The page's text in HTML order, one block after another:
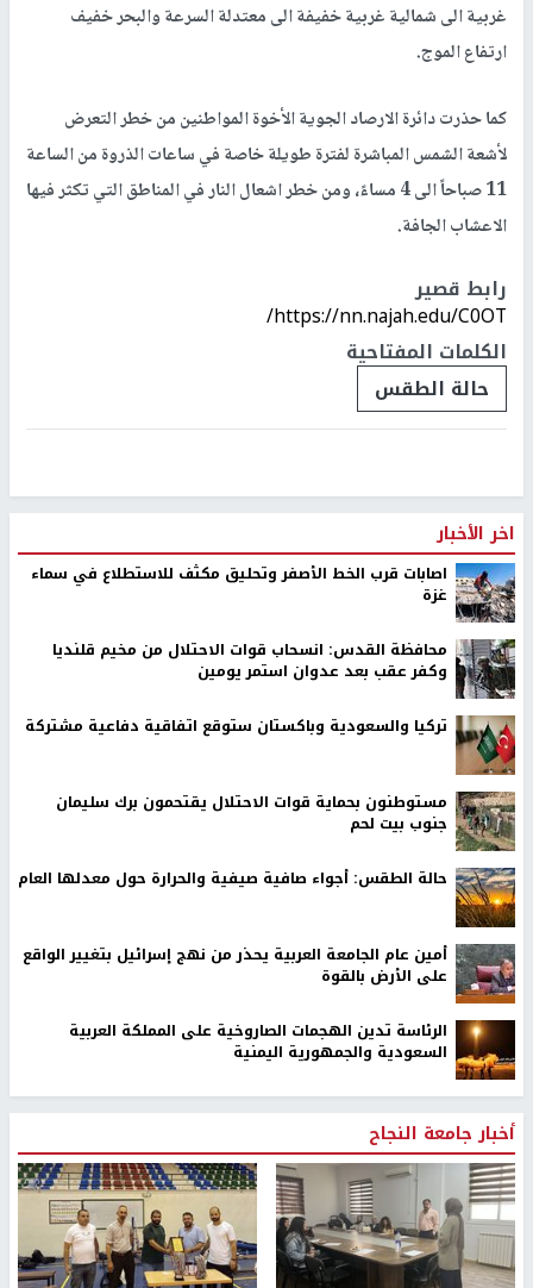
غربية الى شمالية غربية خفيفة الى معتدلة السرعة والبحر خفيف
ارتفاع الموج.
كما حذرت دائرة الارصاد الجوية الأخوة المواطنين من خطر التعرض
لأشعة الشمس المباشرة لفترة طويلة خاصة في ساعات الذروة من الساعة
11 صباحاً الى 4 مساءً، ومن خطر اشعال النار في المناطق التي تكثر فيها
الاعشاب الجافة.
رابط قصير
https://nn.najah.edu/C0OT/
الكلمات المفتاحية
حالة الطقس
اخر الأخبار
اصابات قرب الخط الأصفر وتحليق مكثف للاستطلاع في سماء
غزة
محافظة القدس: انسحاب قوات الاحتلال من مخيم قلنديا
وكفر عقب بعد عدوان استمر يومين
تركيا والسعودية وباكستان ستوقع اتفاقية دفاعية مشتركة
مستوطنون بحماية قوات الاحتلال يقتحمون برك سليمان
جنوب بيت لحم
حالة الطقس: أجواء صافية صيفية والحرارة حول معدلها العام
أمين عام الجامعة العربية يحذر من نهج إسرائيل بتغيير الواقع
على الأرض بالقوة
الرئاسة تدين الهجمات الصاروخية على المملكة العربية
السعودية والجمهورية اليمنية
أخبار جامعة النجاح